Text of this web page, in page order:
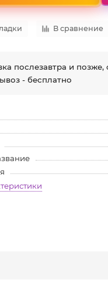
В сравнение
послезавтра и позже,
- бесплатно